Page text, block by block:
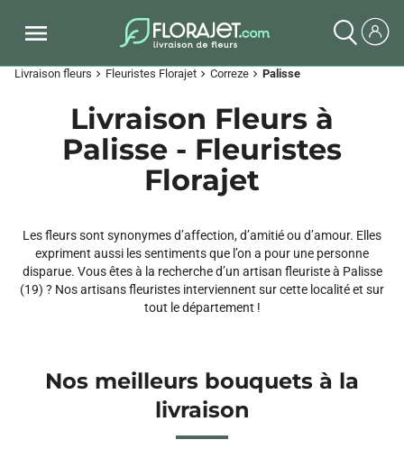
Livraison fleurs chevron_right Fleuristes Florajet chevron_right Correze chevron_right Palisse
Livraison Fleurs à
Palisse - Fleuristes
Florajet
Les fleurs sont synonymes d’affection, d’amitié ou d’amour. Elles
expriment aussi les sentiments que l’on a pour une personne
disparue. Vous êtes à la recherche d’un artisan fleuriste à Palisse
(19) ? Nos artisans fleuristes interviennent sur cette localité et sur
tout le département !
Nos meilleurs bouquets à la
livraison